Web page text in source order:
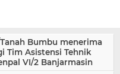
Bumbu menerima
Tim Asistensi Tehnik
VI/2 Banjarmasin